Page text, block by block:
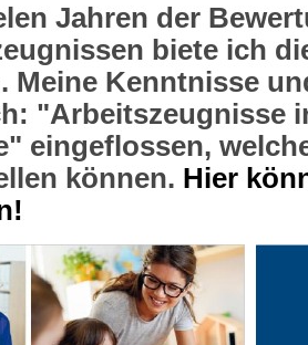
Jahren der
biete ich
Meine Kenntnisse
"Arbeitszeugnisse
eingeflossen,
können. Hier